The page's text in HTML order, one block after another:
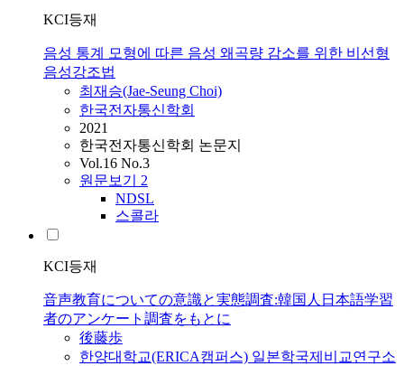
KCI등재
음성 통계 모형에 따른 음성 왜곡량 감소를 위한 비선형
음성강조법
최재승(Jae-Seung Choi)
한국전자통신학회
2021
한국전자통신학회 논문지
Vol.16 No.3
원문보기 2
NDSL
스콜라
KCI등재
音声教育についての意識と実態調査:韓国人日本語学習
者のアンケート調査をもとに
後藤歩
한양대학교(ERICA캠퍼스) 일본학국제비교연구소